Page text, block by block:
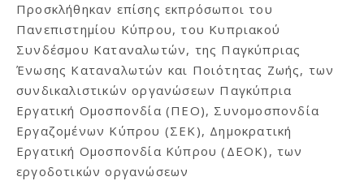
Προσκλήθηκαν επίσης εκπρόσωποι του
Πανεπιστημίου Κύπρου, του Κυπριακού
Συνδέσμου Καταναλωτών, της Παγκύπριας
Ένωσης Καταναλωτών και Ποιότητας Ζωής, των
συνδικαλιστικών οργανώσεων Παγκύπρια
Εργατική Ομοσπονδία (ΠΕΟ), Συνομοσπονδία
Εργαζομένων Κύπρου (ΣΕΚ), Δημοκρατική
Εργατική Ομοσπονδία Κύπρου (ΔΕΟΚ), των
εργοδοτικών οργανώσεων